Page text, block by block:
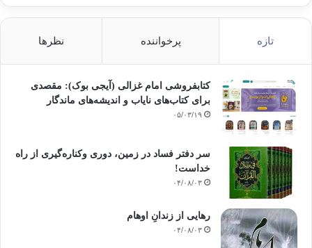
تازه پرخواننده نظرها
کتابفروشی امام غزالی (آیجی بوک): مقصدی
برای کتاب‌های نایاب و اندیشه‌های ماندگار
۰۵/۰۳/۱۹
سر دفتر فساد در زمین‌، دوری وکناره‌گیری از راه
خداست‌!
۰۴/۰۸/۰۳
رهایی از زندانِ اوهام
۰۴/۰۸/۰۳